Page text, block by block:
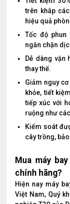
trên khắp
hiệu quả
Tốc độ phun
ngăn chặn
Dễ dàng vận
thay thế.
Giảm nguy
khỏe, tiết
tiếp xúc với
ruộng như
Kiểm soát
cây trồng,
Mua máy
chính hãng?
Hiện nay máy
Việt Nam, Quý